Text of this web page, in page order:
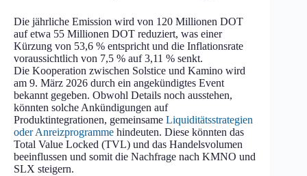
Die jährliche Emission wird von 120 Millionen DOT
auf etwa 55 Millionen DOT reduziert, was einer
Kürzung von 53,6 % entspricht und die Inflationsrate
voraussichtlich von 7,5 % auf 3,11 % senkt.
Die Kooperation zwischen Solstice und Kamino wird
am 9. März 2026 durch ein angekündigtes Event
bekannt gegeben. Obwohl Details noch ausstehen,
könnten solche Ankündigungen auf
Produktintegrationen, gemeinsame Liquiditätsstrategien
oder Anreizprogramme hindeuten. Diese könnten das
Total Value Locked (TVL) und das Handelsvolumen
beeinflussen und somit die Nachfrage nach KMNO und
SLX steigern.